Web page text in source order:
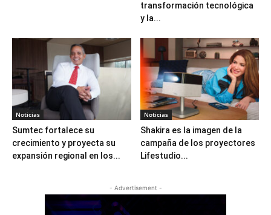
transformación tecnológica
y la...
Noticias
Sumtec fortalece su
crecimiento y proyecta su
expansión regional en los...
Noticias
Shakira es la imagen de la
campaña de los proyectores
Lifestudio...
- Advertisement -